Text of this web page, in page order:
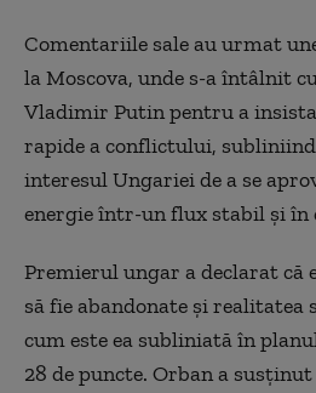
Comentariile sale au urmat
la Moscova, unde s-a întâlnit
Vladimir Putin pentru a
rapide a conflictului,
interesul Ungariei de a se
energie într-un flux stabil şi în
Premierul ungar a declarat că
să fie abandonate şi realitatea
cum este ea subliniată în
28 de puncte. Orban a